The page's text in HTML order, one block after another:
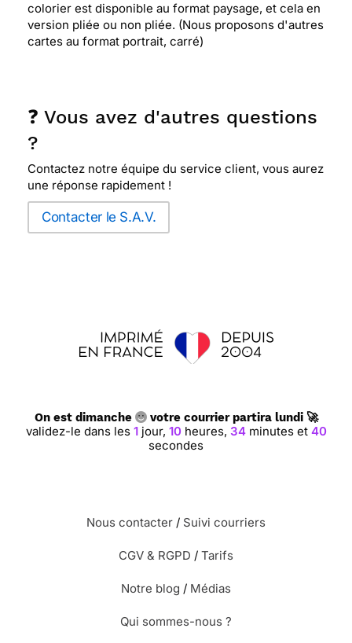
colorier est disponible au format paysage, et cela en
version pliée ou non pliée. (Nous proposons d'autres
cartes au format portrait, carré)
❓ Vous avez d'autres questions
?
Contactez notre équipe du service client, vous aurez
une réponse rapidement !
Contacter le S.A.V.
On est dimanche votre courrier partira lundi 🚀
validez-le dans les 1jour, 10heures, 34minutes et 39
secondes
Nous contacter / Suivi courriers
CGV & RGPD / Tarifs
Notre blog / Médias
Qui sommes-nous ?